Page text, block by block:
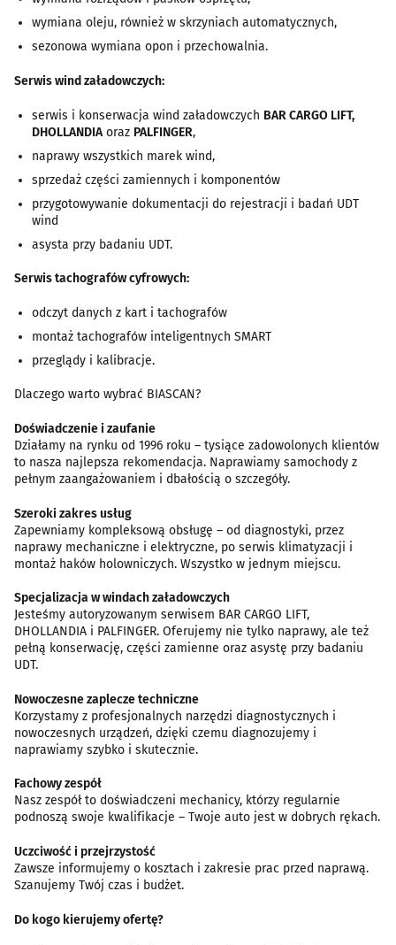
wymiana oleju, również w skrzyniach automatycznych,
sezonowa wymiana opon i przechowalnia.
Serwis wind załadowczych:
serwis i konserwacja wind załadowczych BAR CARGO LIFT,
DHOLLANDIAoraz PALFINGER,
naprawy wszystkich marek wind,
sprzedaż części zamiennych i komponentów
przygotowywanie dokumentacji do rejestracji i badań UDT
wind
asysta przy badaniu UDT.
Serwis tachografów cyfrowych:
odczyt danych z kart i tachografów
montaż tachografów inteligentnych SMART
przeglądy i kalibracje.
Dlaczego warto wybrać BIASCAN?
Doświadczenie i zaufanie
Działamy na rynku od 1996 roku – tysiące zadowolonych klientów
to nasza najlepsza rekomendacja. Naprawiamy samochody z
pełnym zaangażowaniem i dbałością o szczegóły.
Szeroki zakres usług
Zapewniamy kompleksową obsługę – od diagnostyki, przez
naprawy mechaniczne i elektryczne, po serwis klimatyzacji i
montaż haków holowniczych. Wszystko w jednym miejscu.
Specjalizacja w windach załadowczych
Jesteśmy autoryzowanym serwisem BAR CARGO LIFT,
DHOLLANDIA i PALFINGER. Oferujemy nie tylko naprawy, ale też
pełną konserwację, części zamienne oraz asystę przy badaniu
UDT.
Nowoczesne zaplecze techniczne
Korzystamy z profesjonalnych narzędzi diagnostycznych i
nowoczesnych urządzeń, dzięki czemu diagnozujemy i
naprawiamy szybko i skutecznie.
Fachowy zespół
Nasz zespół to doświadczeni mechanicy, którzy regularnie
podnoszą swoje kwalifikacje – Twoje auto jest w dobrych rękach.
Uczciwość i przejrzystość
Zawsze informujemy o kosztach i zakresie prac przed naprawą.
Szanujemy Twój czas i budżet.
Do kogo kierujemy ofertę?